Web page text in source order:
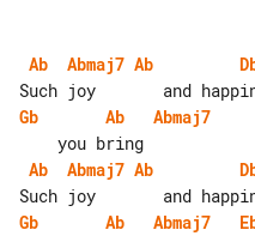
Ab Abmaj7 Ab
Gb
Ab
Abmaj7
Ab
Abmaj7 Ab
Gb
Ab Abmaj7